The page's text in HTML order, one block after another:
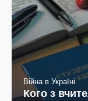
Війна в Україні
Кого з